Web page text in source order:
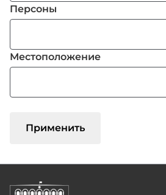
Персоны
Местоположение